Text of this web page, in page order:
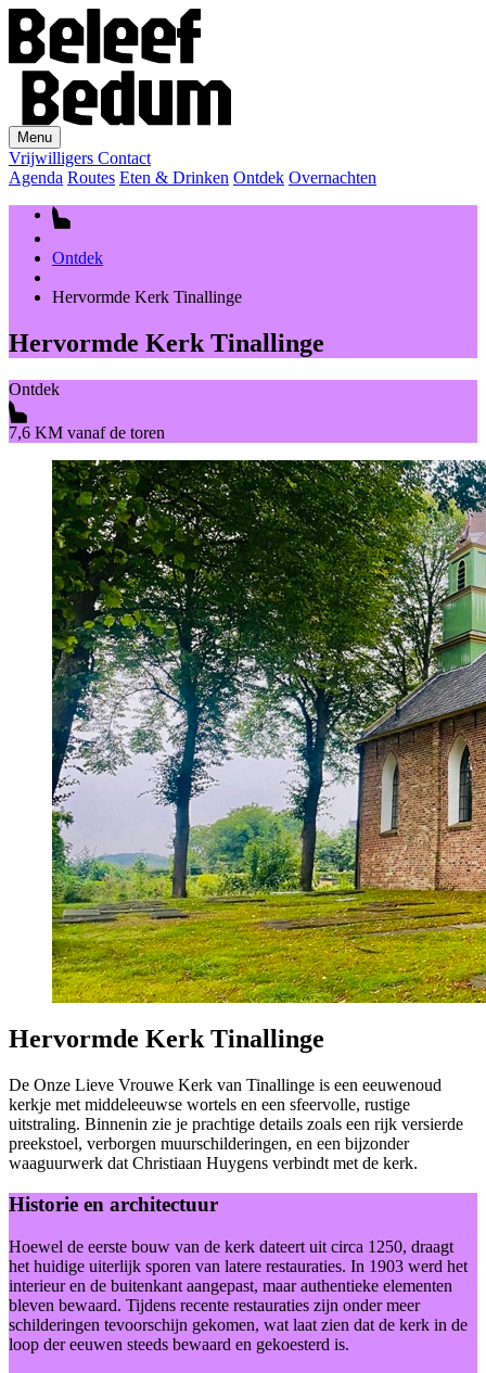
Menu
Vrijwilligers Contact
Agenda Routes Eten & Drinken Ontdek Overnachten
Ontdek
Hervormde Kerk Tinallinge
Hervormde Kerk Tinallinge
Ontdek
7,6 KM vanaf de toren
Hervormde Kerk Tinallinge
De Onze Lieve Vrouwe Kerk van Tinallinge is een eeuwenoud
kerkje met middeleeuwse wortels en een sfeervolle, rustige
uitstraling. Binnenin zie je prachtige details zoals een rijk versierde
preekstoel, verborgen muurschilderingen, en een bijzonder
waaguurwerk dat Christiaan Huygens verbindt met de kerk.
Historie en architectuur
Hoewel de eerste bouw van de kerk dateert uit circa 1250, draagt
het huidige uiterlijk sporen van latere restauraties. In 1903 werd het
interieur en de buitenkant aangepast, maar authentieke elementen
bleven bewaard. Tijdens recente restauraties zijn onder meer
schilderingen tevoorschijn gekomen, wat laat zien dat de kerk in de
loop der eeuwen steeds bewaard en gekoesterd is.